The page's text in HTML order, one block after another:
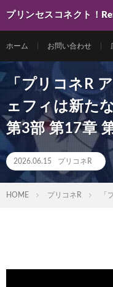
プリンセスコネクト！
ホーム お問い合わせ
「プリコネR
ェフィは新た
第3部 第17章
2026.06.15 プリコネR
HOME プリコネR 「